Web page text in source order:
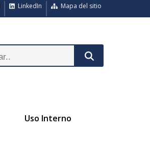
Mapa del sitio
LinkedIn
Uso Interno